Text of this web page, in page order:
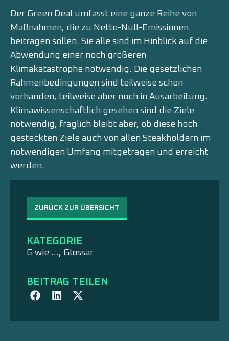
ZURÜCK ZUR ÜBERSICHT
KATEGORIE
G wie ..., Glossar
BEITRAG TEILEN
Der Green Deal umfasst eine ganze Reihe von
Maßnahmen, die zu Netto-Null-Emissionen
beitragen sollen. Sie alle sind im Hinblick auf die
Abwendung einer noch größeren
Klimakatastrophe notwendig. Die gesetzlichen
Rahmenbedingungen sind teilweise schon
vorhanden, teilweise aber noch in Ausarbeitung.
Klimawissenschaftlich gesehen sind die Ziele
notwendig, fraglich bleibt aber, ob diese hoch
gesteckten Ziele auch von allen Steakholdern im
notwendigen Umfang mitgetragen und erreicht
werden.